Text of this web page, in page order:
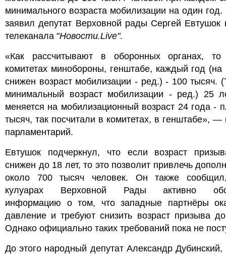
минимального возраста мобилизации на один
заявил депутат Верховной рады Сергей Евтушок
телеканала "Новости.Live".
«Как рассчитывают в оборонных органах,
комитетах минобороны, генштабе, каждый год (на
снижен возраст мобилизации - ред.) - 100 тысяч.
минимальный возраст мобилизации - ред.) 25
меняется на мобилизационный возраст 24 года -
тысяч, так посчитали в комитетах, в генштабе», —
парламентарий.
Евтушок подчеркнул, что если возраст
снижен до 18 лет, то это позволит привлечь
около 700 тысяч человек. Он также
кулуарах Верховной Рады активно
информацию о том, что западные партнёры
давление и требуют снизить возраст призыва
Однако официально таких требований пока не
До этого народный депутат Александр Дубинский,